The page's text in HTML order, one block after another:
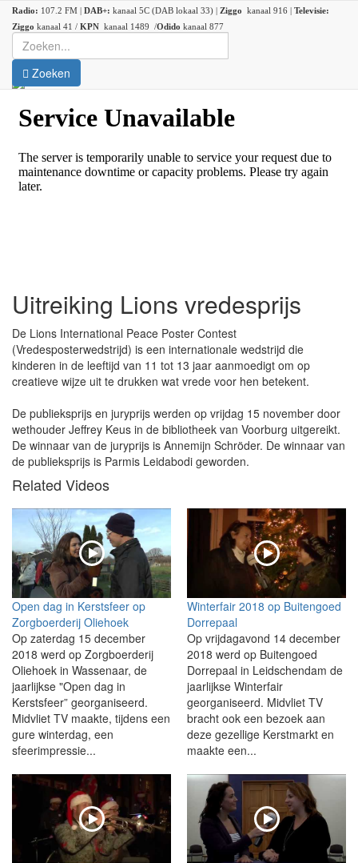
Radio: 107.2 FM | DAB+: kanaal 5C (DAB lokaal 33) | Ziggo kanaal 916 | Televisie:
Ziggo kanaal 41 / KPN kanaal 1489 /Odido kanaal 877
Zoeken
Uitreiking Lions vredesprijs
De Lions International Peace Poster Contest
(Vredesposterwedstrijd) is een internationale wedstrijd die
kinderen in de leeftijd van 11 tot 13 jaar aanmoedigt om op
creatieve wijze uit te drukken wat vrede voor hen betekent.
De publieksprijs en juryprijs werden op vrijdag 15 november door
wethouder Jeffrey Keus in de bibliotheek van Voorburg uitgereikt.
De winnaar van de juryprijs is Annemijn Schröder. De winnaar van
de publieksprijs is Parmis Leidabodi geworden.
Related Videos
Open dag in Kerstsfeer op
Zorgboerderij Oliehoek
Op zaterdag 15 december
2018 werd op Zorgboerderij
Oliehoek in Wassenaar, de
jaarlijkse "Open dag in
Kerstsfeer” georganiseerd.
Midvliet TV maakte, tijdens een
gure winterdag, een
sfeerimpressie...
Winterfair 2018 op Buitengoed
Dorrepaal
Op vrijdagavond 14 december
2018 werd op Buitengoed
Dorrepaal in Leidschendam de
jaarlijkse Winterfair
georganiseerd. Midvliet TV
bracht ook een bezoek aan
deze gezellige Kerstmarkt en
maakte een...